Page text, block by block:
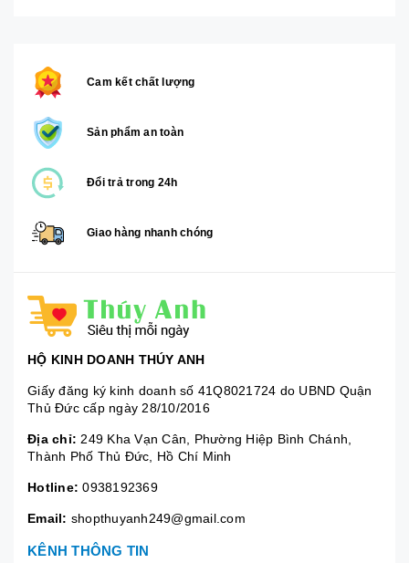
Cam kết chất lượng
Sản phẩm an toàn
Đổi trả trong 24h
Giao hàng nhanh chóng
HỘ KINH DOANH THÚY ANH
Giấy đăng ký kinh doanh số 41Q8021724 do UBND Quận
Thủ Đức cấp ngày 28/10/2016
Địa chỉ: 249 Kha Vạn Cân, Phường Hiệp Bình Chánh,
Thành Phố Thủ Đức, Hồ Chí Minh
Hotline: 0938192369
Email: shopthuyanh249@gmail.com
KÊNH THÔNG TIN